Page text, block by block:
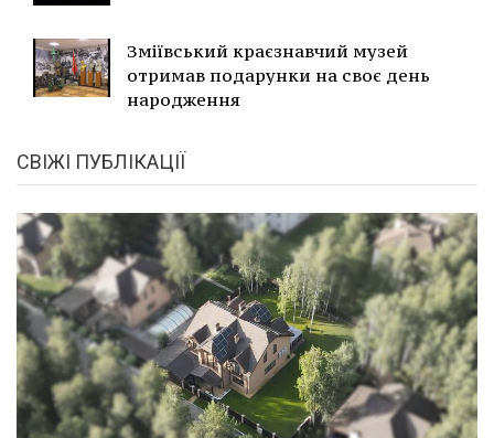
Зміївський краєзнавчий музей
отримав подарунки на своє день
народження
СВІЖІ ПУБЛІКАЦІЇ